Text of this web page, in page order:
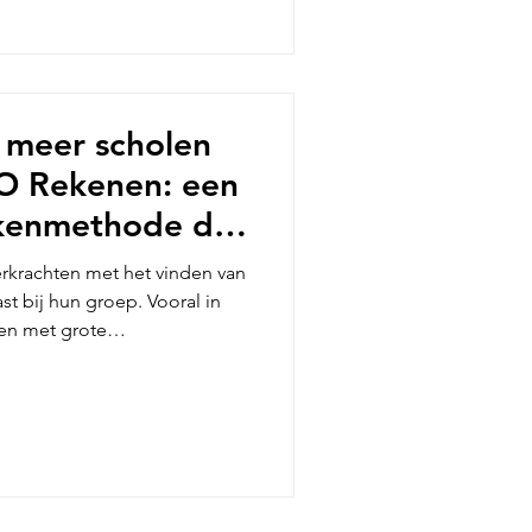
scholen
Rekenen: een
die
met het vinden van
bij hun groep. Vooral in
met grote